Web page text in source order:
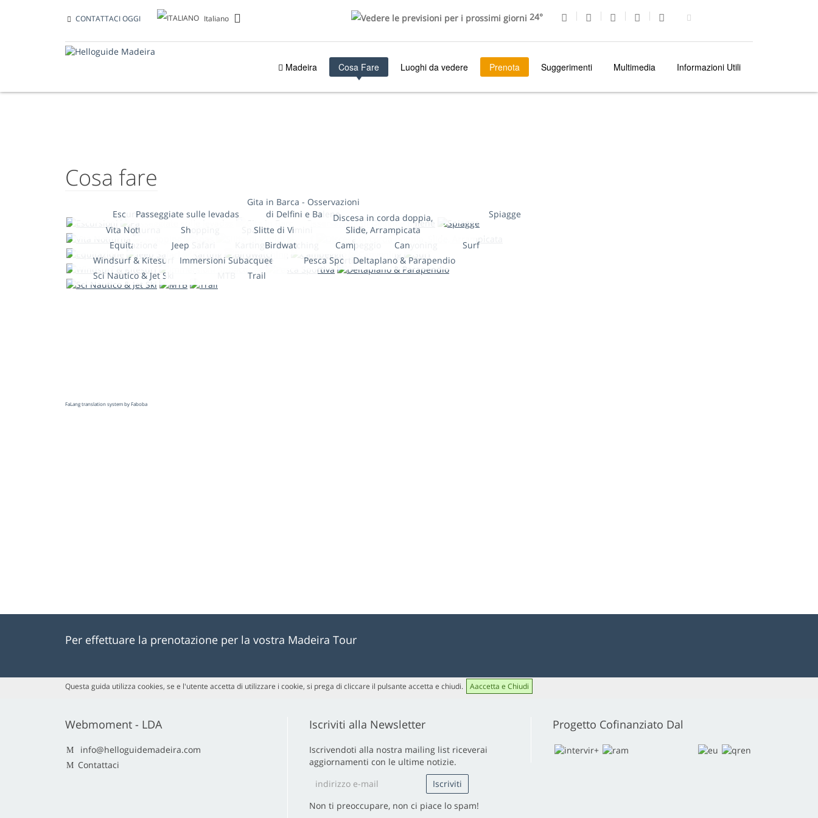
CONTATTACI OGGI Italiano 24°
Madeira Cosa Fare Luoghi da vedere Prenota Suggerimenti Multimedia Informazioni Utili
Cosa fare
EscursioniPasseggiate sulle levadas
Gita in Barca - Osservazioni
di Delfini e Balene
Spiagge
Vita Notturna
Shopping SpasSlitte di Vimini Golf
Discesa in corda doppia,
Slide, Arrampicata
Equitazione
Jeep Safari Birdwatching Campeggio Canyoning
Surf
Windsurf & Kitesurf
Immersioni Subacquee Pesca SportivaDeltaplano & Parapendio
Sci Nautico & Jet Ski
Trail
FaLang translation system by Faboba
Per effettuare la prenotazione per la vostra Madeira Tour
Questa guida utilizza cookies, se e l'utente accetta di utilizzare i cookie, si prega di cliccare il pulsante accetta e chiudi. Aaccetta e Chiudi
Webmoment - LDA
info@helloguidemadeira.com
Contattaci
Iscriviti alla Newsletter
Iscrivendoti alla nostra mailing list riceverai
aggiornamenti con le ultime notizie.
Non ti preoccupare, non ci piace lo spam!
Progetto Cofinanziato Dal